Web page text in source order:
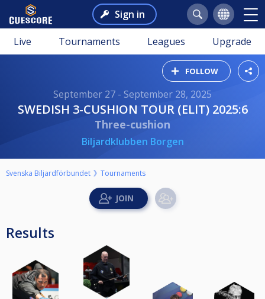
Sign in
Live Tournaments Leagues Upgrade
FOLLOW
September 27 - September 28, 2025
SWEDISH 3-CUSHION TOUR (ELIT) 2025:6
Three-cushion
Biljardklubben Borgen
Svenska Biljardförbundet Tournaments
Results